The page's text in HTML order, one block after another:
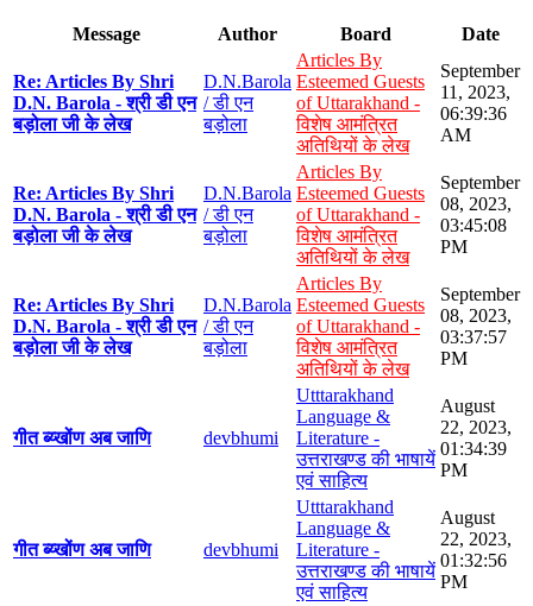
Message Author Board Date
Re: Articles By Shri
D.N. Barola - श्री डी एन
बड़ोला जी के लेख
D.N.Barola
/ डी एन
बड़ोला
Articles By
Esteemed Guests
of Uttarakhand -
विशेष आमंत्रित
अतिथियों के लेख
September
11, 2023,
06:39:36
AM
Re: Articles By Shri
D.N. Barola - श्री डी एन
बड़ोला जी के लेख
D.N.Barola
/ डी एन
बड़ोला
Articles By
Esteemed Guests
of Uttarakhand -
विशेष आमंत्रित
अतिथियों के लेख
September
08, 2023,
03:45:08
PM
Re: Articles By Shri
D.N. Barola - श्री डी एन
बड़ोला जी के लेख
D.N.Barola
/ डी एन
बड़ोला
Articles By
Esteemed Guests
of Uttarakhand -
विशेष आमंत्रित
अतिथियों के लेख
September
08, 2023,
03:37:57
PM
गीत ब्य्खोंण अब जाणि devbhumi
Utttarakhand
Language &
Literature -
उत्तराखण्ड की भाषायें
एवं साहित्य
August
22, 2023,
01:34:39
PM
गीत ब्य्खोंण अब जाणि devbhumi
Utttarakhand
Language &
Literature -
उत्तराखण्ड की भाषायें
एवं साहित्य
August
22, 2023,
01:32:56
PM